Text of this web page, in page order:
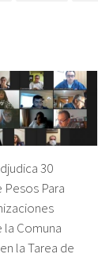
30
Para
Comuna
la Tarea de